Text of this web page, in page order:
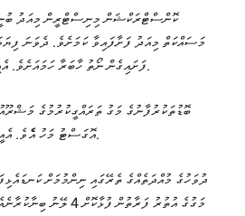
ކޮންސްޓްރަކްޝަން މިނިސްޓްރީން މިއަދު
މަސައްކަތް މިއަދު ފަށާފައިވާ ކަމަށެވެ. ދެވަނަ
ފަށައިގެން ނޯތު ހާބަރާ ހަމައަށެވެ. އެއީ 250 މީޓަރުގެ ސަރަހައްދެކެވެ.
ބޮޑުތަކުރުފާނުގެ މަގު ތަރައްގީކުރުމުގެ
އޮގަސްޓު މަހު އެެވެ. އެއީ 144.6 މިލިއަން ރުފިޔާ އަށެވެ.
މަގުގެ އުތުރު ފަރާތުން